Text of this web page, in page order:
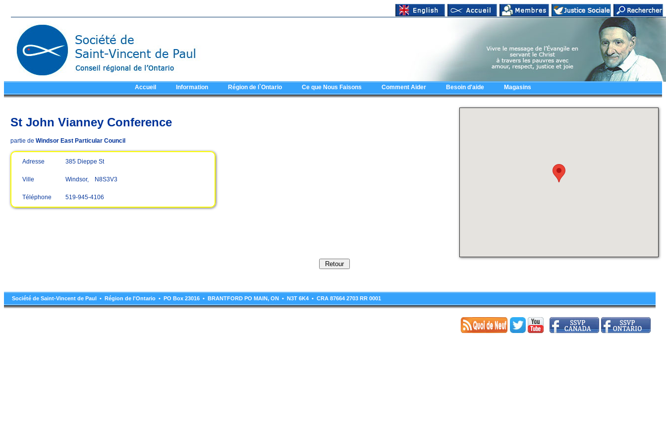
Accueil Information Région de l`Ontario Ce que Nous Faisons Comment Aider Besoin d'aide Magasins
St John Vianney Conference
partie de Windsor East Particular Council
Adresse 385 Dieppe St
Ville Windsor, N8S3V3
Téléphone 519-945-4106
Société de Saint-Vincent de Paul • Région de l'Ontario • PO Box 23016 • BRANTFORD PO MAIN, ON • N3T 6K4 • CRA 87664 2703 RR 0001